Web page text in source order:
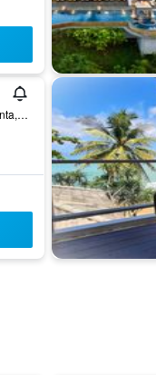
279 Moo1 Tambol Saladan, Amphoe Ko Lanta, Thailand